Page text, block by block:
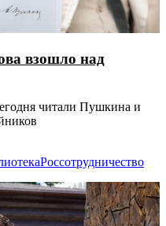
взошло над
читали Пушкина и
Россотрудничество